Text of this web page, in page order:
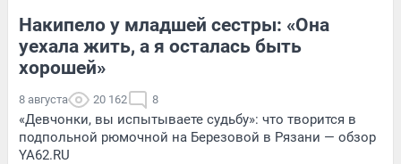
Накипело у младшей сестры: «Она
уехала жить, а я осталась быть
хорошей»
8 августа 20 162 8
«Девчонки, вы испытываете судьбу»: что творится в
подпольной рюмочной на Березовой в Рязани — обзор
YA62.RU